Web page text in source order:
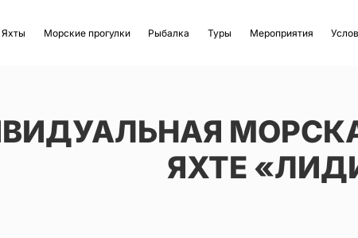
Яхты Морские прогулки Рыбалка Туры Мероприятия
ЯХТЕ